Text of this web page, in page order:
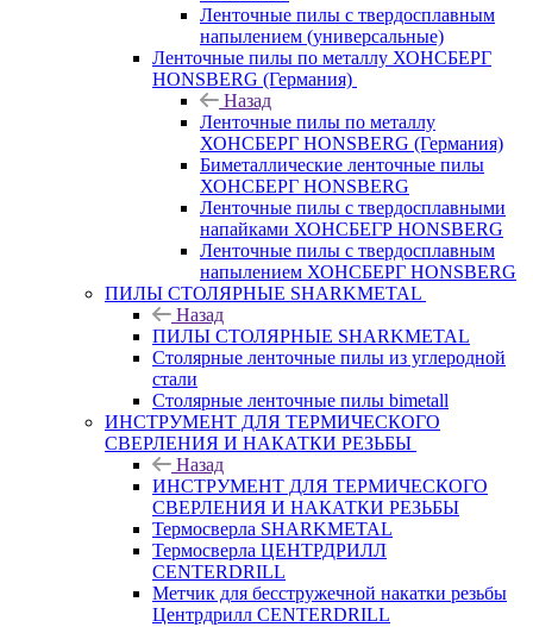
Ленточные пилы с твердосплавным
напылением (универсальные)
Ленточные пилы по металлу ХОНСБЕРГ
HONSBERG (Германия)
Назад
Ленточные пилы по металлу
ХОНСБЕРГ HONSBERG (Германия)
Биметаллические ленточные пилы
ХОНСБЕРГ HONSBERG
Ленточные пилы с твердосплавными
напайками ХОНСБЕГР HONSBERG
Ленточные пилы с твердосплавным
напылением ХОНСБЕРГ HONSBERG
ПИЛЫ СТОЛЯРНЫЕ SHARKMETAL
Назад
ПИЛЫ СТОЛЯРНЫЕ SHARKMETAL
Столярные ленточные пилы из углеродной
стали
Столярные ленточные пилы bimetall
ИНСТРУМЕНТ ДЛЯ ТЕРМИЧЕСКОГО
СВЕРЛЕНИЯ И НАКАТКИ РЕЗЬБЫ
Назад
ИНСТРУМЕНТ ДЛЯ ТЕРМИЧЕСКОГО
СВЕРЛЕНИЯ И НАКАТКИ РЕЗЬБЫ
Термосверла SHARKMETAL
Термосверла ЦЕНТРДРИЛЛ
CENTERDRILL
Метчик для бесстружечной накатки резьбы
Центрдрилл CENTERDRILL